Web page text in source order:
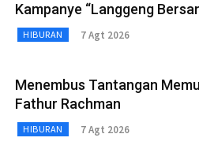
Kampanye “Langgeng
HIBURAN 7 Agt 2026
Menembus Tantangan
Fathur Rachman
HIBURAN 7 Agt 2026